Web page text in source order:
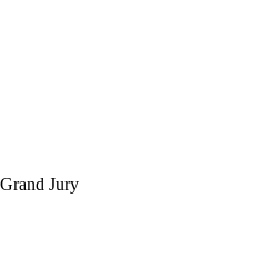
Jury